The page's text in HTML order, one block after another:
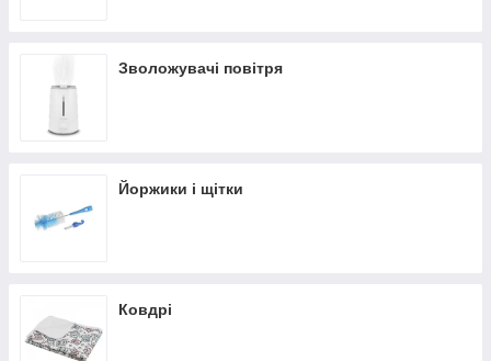
Зволожувачі повітря
Йоржики і щітки
Ковдрі